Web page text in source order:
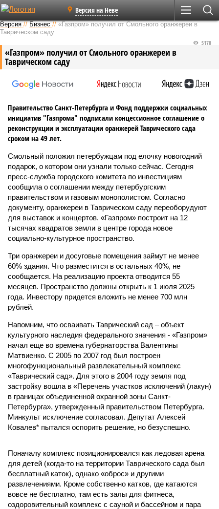
Версия на Неве
Версия //Бизнес //«Газпром» получил от Смольного оранжереи в
Таврическом саду
«Газпром» получил от Смольного оранжереи в
Таврическом саду
5170
Правительство Санкт-Петербурга и Фонд поддержки социальных
инициатив "Газпрома" подписали концессионное соглашение о
реконструкции и эксплуатации оранжерей Таврического сада
сроком на 49 лет.
Смольный положил петербужцам под елочку новогодний
подарок, о котором они узнали только сейчас. Сегодня
пресс-служба городского комитета по инвестициям
сообщила о соглашении между петербургским
правительством и газовым монополистом. Согласно
документу, оранжереи в Таврическом саду переоборудуют
для выставок и концертов. «Газпром» построит на 12
тысячах квадратов земли в центре города новое
социально-культурное пространство.
Три оранжереи и досуговые помещения займут не менее
60% здания. Что разместится в остальных 40%, не
сообщается. На реализацию проекта отводится 55
месяцев. Пространство должны открыть к 1 июля 2025
года. Инвестору придется вложить не менее 700 млн
рублей.
Напомним, что осваивать Таврический сад – объект
культурного наследия федерального значения - «Газпром»
начал еще во времена губернаторства Валентины
Матвиенко. С 2005 по 2007 год был построен
многофункциональный развлекательный комплекс
«Таврический сад». Для этого в 2004 году земля под
застройку вошла в «Перечень участков исключений (лакун)
в границах объединенной охранной зоны Санкт-
Петербурга», утвержденный правительством Петербурга.
Минкульт исключение согласовал. Депутат Алексей
Ковалев* пытался оспорить решение, но безуспешно.
Поначалу комплекс позиционировался как ледовая арена
для детей (когда-то на территории Таврического сада был
бесплатный каток), однако «оброс» и другими
развлечениями. Кроме собственно катков, где катаются
вовсе не бесплатно, там есть залы для фитнеса,
оздоровительный комплекс с сауной и бассейном и пара